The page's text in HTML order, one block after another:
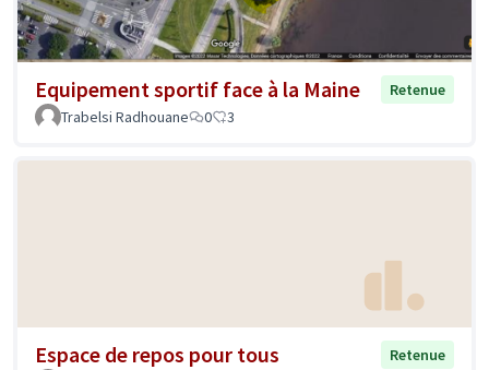
Equipement sportif face à la Maine
Retenue
Trabelsi Radhouane
0 3
Espace de repos pour tous
Retenue